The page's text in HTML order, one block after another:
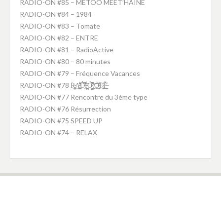
RADIO-ON #85 – METOO MEET’HAINE
RADIO-ON #84 – 1984
RADIO-ON #83 – Tomate
RADIO-ON #82 – ENTRE
RADIO-ON #81 – RadioActive
RADIO-ON #80 – 80 minutes
RADIO-ON #79 – Fréquence Vacances
RADIO-ON #78 R̴͕̭͈͎̥̹̦̀͜A̵̛͚̤̝̥̥͉̘̜͇͒̽͋̑ͅD̵̛͕̗̑̈́̂͑̿́̕Ḯ̵̪̘͕̪͙̘̤̋Ó̷̧̺̙̮͚̫͛̃̀̊̿̚ ̸̼̻͝O̴̭̱͔̖̩̫͈͍̜͊́̓̇͛F̷̞̭̟̖̘̀̒̄F̶̤̠̻̫̲̲̮̗̣̓̈́̌
RADIO-ON #77 Rencontre du 3ème type
RADIO-ON #76 Résurrection
RADIO-ON #75 SPEED UP
RADIO-ON #74 – RELAX